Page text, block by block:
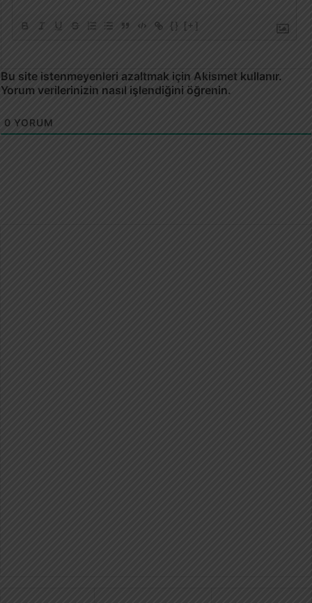
{} [+]
Bu site istenmeyenleri azaltmak için Akismet kullanır.
Yorum verilerinizin nasıl işlendiğini öğrenin.
0 YORUM